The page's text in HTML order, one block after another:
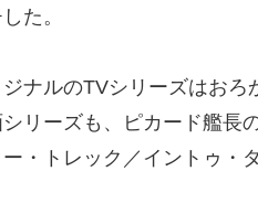
た。
ナルのTVシリーズはおろ
リーズも、ピカード艦長
・トレック／イントゥ・